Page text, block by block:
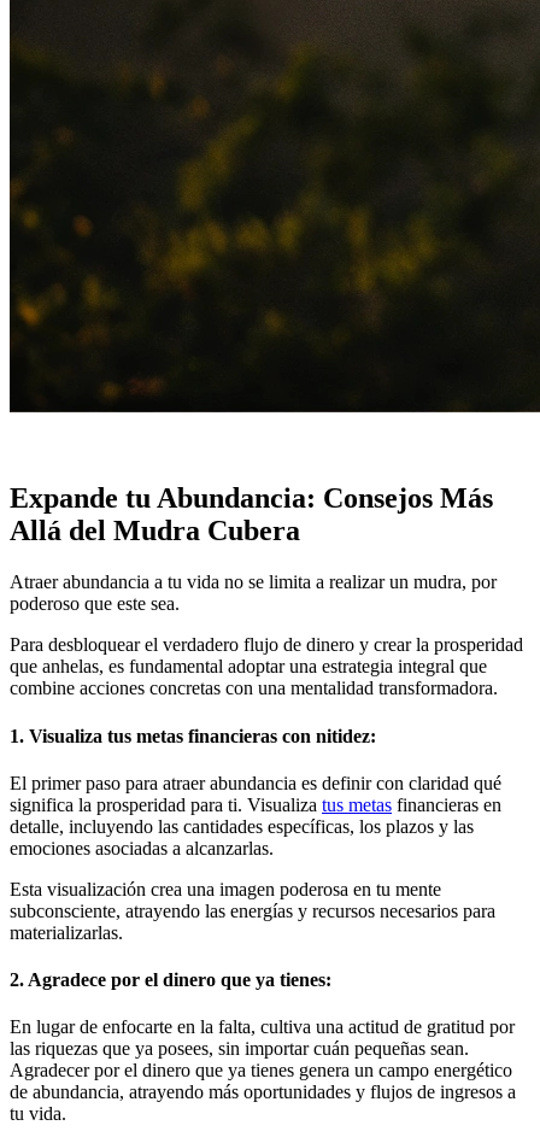
Expande tu Abundancia: Consejos Más
Allá del Mudra Cubera
Atraer abundancia a tu vida no se limita a realizar un mudra, por
poderoso que este sea.
Para desbloquear el verdadero flujo de dinero y crear la prosperidad
que anhelas, es fundamental adoptar una estrategia integral que
combine acciones concretas con una mentalidad transformadora.
1. Visualiza tus metas financieras con nitidez:
El primer paso para atraer abundancia es definir con claridad qué
significa la prosperidad para ti. Visualiza tus metas financieras en
detalle, incluyendo las cantidades específicas, los plazos y las
emociones asociadas a alcanzarlas.
Esta visualización crea una imagen poderosa en tu mente
subconsciente, atrayendo las energías y recursos necesarios para
materializarlas.
2. Agradece por el dinero que ya tienes:
En lugar de enfocarte en la falta, cultiva una actitud de gratitud por
las riquezas que ya posees, sin importar cuán pequeñas sean.
Agradecer por el dinero que ya tienes genera un campo energético
de abundancia, atrayendo más oportunidades y flujos de ingresos a
tu vida.